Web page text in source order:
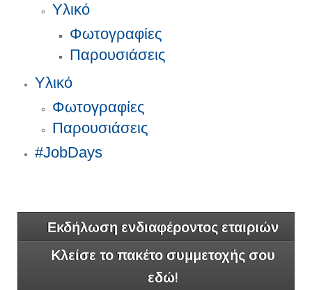
Υλικό
Φωτογραφίες
Παρουσιάσεις
Υλικό
Φωτογραφίες
Παρουσιάσεις
#JobDays
Εκδήλωση ενδιαφέροντος εταιριών
Κλείσε το πακέτο συμμετοχής σου
εδώ!